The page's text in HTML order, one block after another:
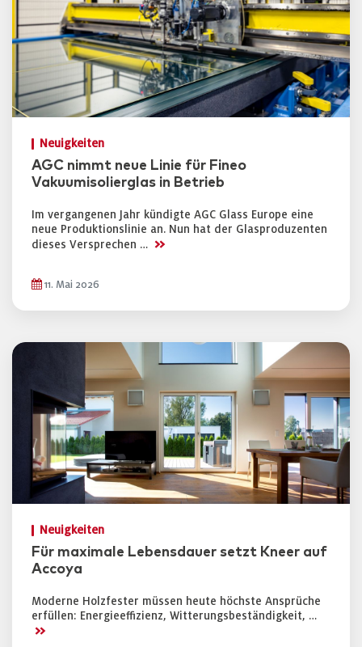
Neuigkeiten
AGC nimmt neue Linie für Fineo
Vakuumisolierglas in Betrieb
Im vergangenen Jahr kündigte AGC Glass Europe eine
neue Produktionslinie an. Nun hat der Glasproduzenten
dieses Versprechen … >>
11. Mai 2026
Neuigkeiten
Für maximale Lebensdauer setzt Kneer auf
Accoya
Moderne Holzfester müssen heute höchste Ansprüche
erfüllen: Energieeffizienz, Witterungsbeständigkeit, …
>>